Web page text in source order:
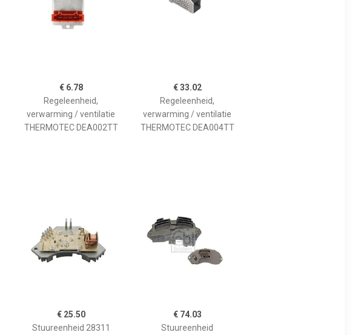
€ 6.78
Regeleenheid,
verwarming / ventilatie
THERMOTEC DEA002TT
€ 33.02
Regeleenheid,
verwarming / ventilatie
THERMOTEC DEA004TT
€ 25.50
Stuureenheid 28311
€ 74.03
Stuureenheid